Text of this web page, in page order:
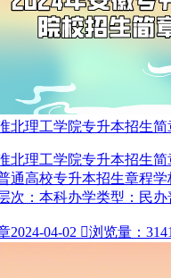
北理工学院专升本招生简
北理工学院专升本招生
通高校专升本招生章程
次：本科办学类型：民办
2024-04-02 浏览量：